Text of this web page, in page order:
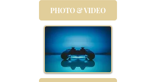
PHOTO & VIDEO